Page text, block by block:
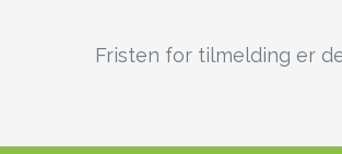
Fristen for tilmelding er